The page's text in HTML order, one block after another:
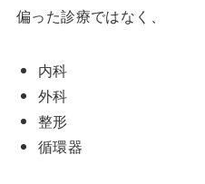
偏った診療ではなく、
内科
外科
整形
循環器